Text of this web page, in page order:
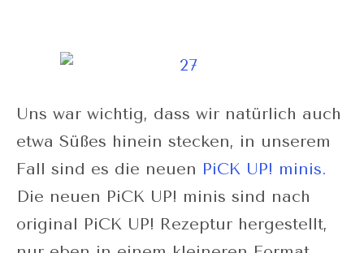
Uns war wichtig, dass wir natürlich auch
etwa Süßes hinein stecken, in unserem
Fall sind es die neuen PiCK UP! minis.
Die neuen PiCK UP! minis sind nach
original PiCK UP! Rezeptur hergestellt,